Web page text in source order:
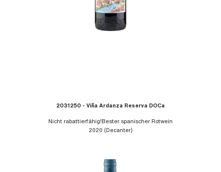
2031250 - Viña Ardanza Reserva DOCa
Nicht rabattierfähig!Bester spanischer Rotwein
2020 (Decanter)